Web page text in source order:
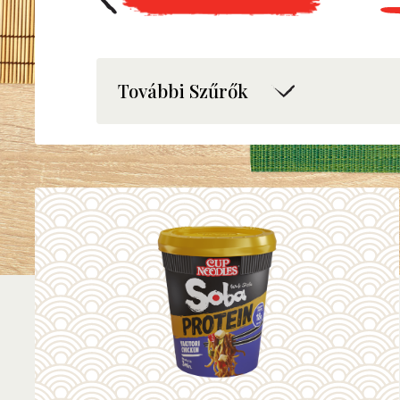
További Szűrők
Íz
Beef
Chicken
Pork
Seafood
Yakitori
Vegetáriánus Vegán